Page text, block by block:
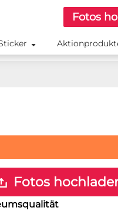
Fotos
Fotos